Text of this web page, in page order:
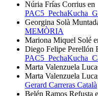
Núria Frías Corrius en
Georgina Solà
MEMÒRIA
Mariona Miquel Solé
Diego Felipe Perellón
Marta Valenzuela
Marta Valenzuela
Gerard Carreras Català
Belén Ramos Refusta